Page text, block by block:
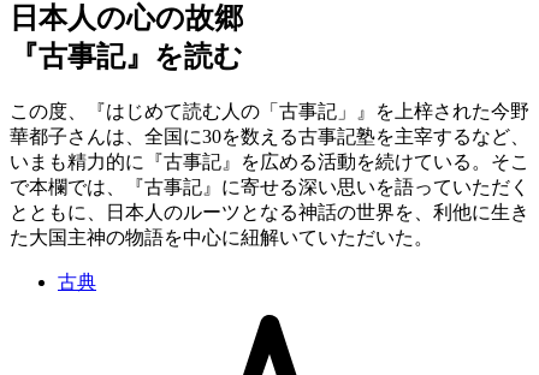
日本人の心の故郷
『古事記』を読む
この度、『はじめて読む人の「古事記」』を上梓された今野
華都子さんは、全国に30を数える古事記塾を主宰するなど、
いまも精力的に『古事記』を広める活動を続けている。そこ
で本欄では、『古事記』に寄せる深い思いを語っていただく
とともに、日本人のルーツとなる神話の世界を、利他に生き
た大国主神の物語を中心に紐解いていただいた。
古典